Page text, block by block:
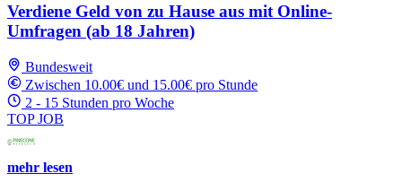
Verdiene Geld von zu Hause aus mit Online-
Umfragen (ab 18 Jahren)
Bundesweit
Zwischen 10.00€ und 15.00€ pro Stunde
2 - 15 Stunden pro Woche
TOP JOB
mehr lesen